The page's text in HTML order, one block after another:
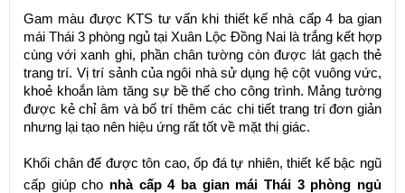
Gam màu được KTS tư vấn khi thiết kế nhà cấp 4 ba gian
mái Thái 3 phòng ngủ tại Xuân Lộc Đồng Nai là trắng kết hợp
cùng với xanh ghi, phần chân tường còn được lát gạch thẻ
trang trí. Vị trí sảnh của ngôi nhà sử dụng hệ cột vuông vức,
khoẻ khoắn làm tăng sự bề thế cho công trình. Mảng tường
được kẻ chỉ âm và bố trí thêm các chi tiết trang trí đơn giản
nhưng lại tạo nên hiệu ứng rất tốt về mặt thị giác.
Khối chân đế được tôn cao, ốp đá tự nhiên, thiết kế bậc ngũ
cấp giúp cho nhà cấp 4 ba gian mái Thái 3 phòng ngủ